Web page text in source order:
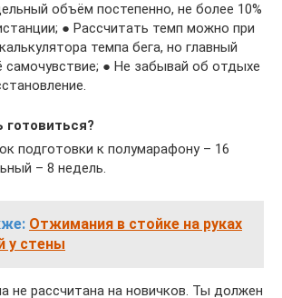
объём постепенно, не более 10%
● Рассчитать темп можно при
темпа бега, но главный
самочувствие; ● Не забывай об отдыхе
готовиться?
подготовки к полумарафону – 16
– 8 недель.
Отжимания в стойке на руках
у стены
не рассчитана на новичков. Ты должен